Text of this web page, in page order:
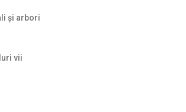
și arbori
vii